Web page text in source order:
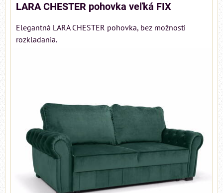
LARA CHESTER pohovka veľká FIX
Elegantná LARA CHESTER pohovka, bez možnosti
rozkladania.